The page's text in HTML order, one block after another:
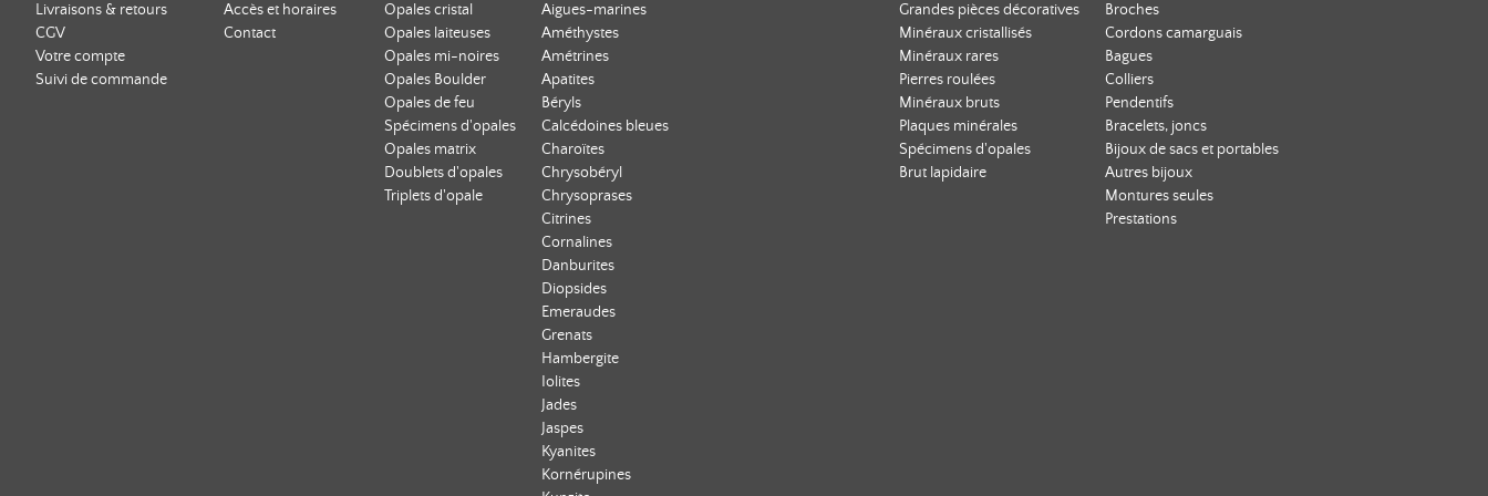
Livraisons & retours
CGV
Votre compte
Suivi de commande
Accès et horaires
Contact
Opales cristal
Opales laiteuses
Opales mi-noires
Opales Boulder
Opales de feu
Spécimens d'opales
Opales matrix
Doublets d'opales
Triplets d'opale
Aigues-marines
Améthystes
Amétrines
Apatites
Béryls
Calcédoines bleues
Charoïtes
Chrysobéryl
Chrysoprases
Citrines
Cornalines
Danburites
Diopsides
Emeraudes
Grenats
Hambergite
Iolites
Jades
Jaspes
Kyanites
Kornérupines
Grandes pièces décoratives
Minéraux cristallisés
Minéraux rares
Pierres roulées
Minéraux bruts
Plaques minérales
Spécimens d'opales
Brut lapidaire
Broches
Cordons camarguais
Bagues
Colliers
Pendentifs
Bracelets, joncs
Bijoux de sacs et portables
Autres bijoux
Montures seules
Prestations